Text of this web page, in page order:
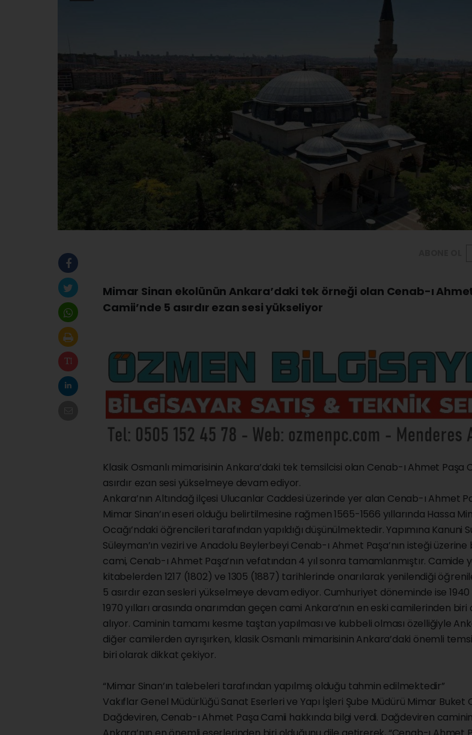
Mimar Sinan ekolünün Ankara’daki tek örneği olan Cenab-ı
Camii’nde 5 asırdır ezan sesi yükseliyor
Klasik Osmanlı mimarisinin Ankara’daki tek temsilcisi olan Cenab-ı Ahmet Paşa
asırdır ezan sesi yükselmeye devam ediyor.
Ankara’nın Altındağ ilçesi Ulucanlar Caddesi üzerinde yer alan Cenab-ı Ahmet
Mimar Sinan’ın eseri olduğu belirtilmesine rağmen 1565-1566 yıllarında Hassa
Ocağı’ndaki öğrencileri tarafından yapıldığı düşünülmektedir. Yapımına Kanuni
Süleyman’ın veziri ve Anadolu Beylerbeyi Cenab-ı Ahmet Paşa’nın isteği üzerine
cami, Cenab-ı Ahmet Paşa’nın vefatından 4 yıl sonra tamamlanmıştır. Camide
kitabelerden 1217 (1802) ve 1305 (1887) tarihlerinde onarılarak yenilendiği
5 asırdır ezan sesleri yükselmeye devam ediyor. Cumhuriyet döneminde ise 1940
1970 yılları arasında onarımdan geçen cami Ankara’nın en eski camilerinden
alıyor. Caminin tamamı kesme taştan yapılması ve kubbeli olması özelliğiyle
diğer camilerden ayrışırken, klasik Osmanlı mimarisinin Ankara’daki önemli
biri olarak dikkat çekiyor.
“Mimar Sinan’ın talebeleri tarafından yapılmış olduğu tahmin edilmektedir”
Vakıflar Genel Müdürlüğü Sanat Eserleri ve Yapı İşleri Şube Müdürü Mimar Buket
Dağdeviren, Cenab-ı Ahmet Paşa Camii hakkında bilgi verdi. Dağdeviren caminin